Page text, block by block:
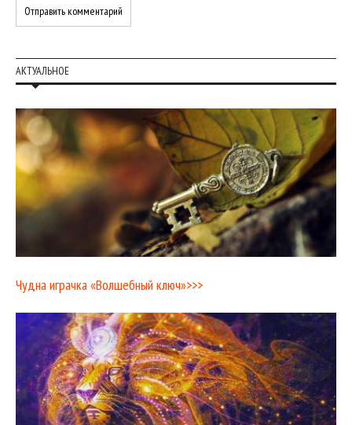
АКТУАЛЬНОЕ
Чудна играчка «Волшебный ключ»>>>